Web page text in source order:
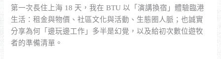
第一次長住上海 18 天，我在 BTU 以「演講換宿」體驗臨港
生活：租金與物價、社區文化與活動、生態圈人脈；也誠實
分享為何「邊玩邊工作」多半是幻覺，以及給初次數位遊牧
者的準備清單。